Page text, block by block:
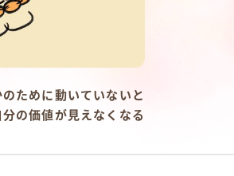
ために動いていないと
分の価値が見えなくなる